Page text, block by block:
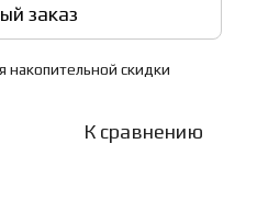
заказ
накопительной скидки
К сравнению